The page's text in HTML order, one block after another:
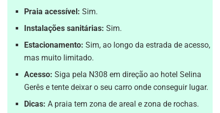
Praia acessível: Sim.
Instalações sanitárias:Sim.
Estacionamento: Sim, ao longo da estrada de acesso,
mas muito limitado.
Acesso: Siga pela N308 em direção ao hotel Selina
Gerês e tente deixar o seu carro onde conseguir lugar.
Dicas: A praia tem zona de areal e zona de rochas.